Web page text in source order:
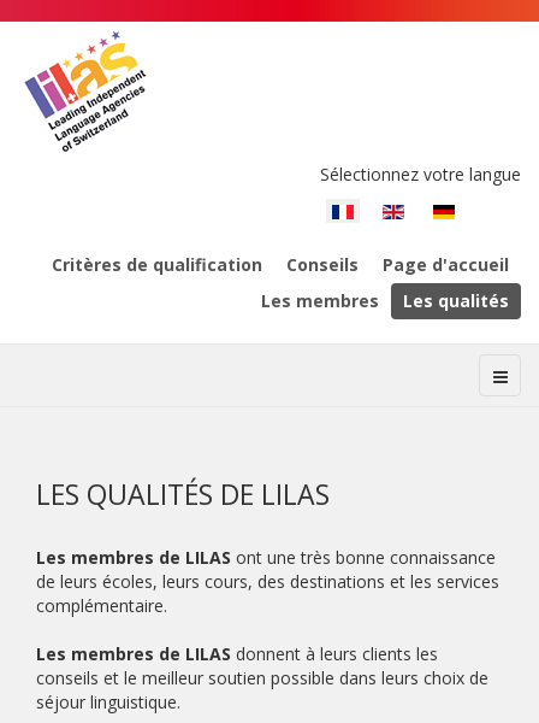
Sélectionnez votre langue
Page d'accueil
Conseils
Critères de qualification
Les qualités
Les membres
LES QUALITÉS DE LILAS
Les membres de LILAS ont une très bonne connaissance
de leurs écoles, leurs cours, des destinations et les services
complémentaire.
Les membres de LILAS donnent à leurs clients les
conseils et le meilleur soutien possible dans leurs choix de
séjour linguistique.